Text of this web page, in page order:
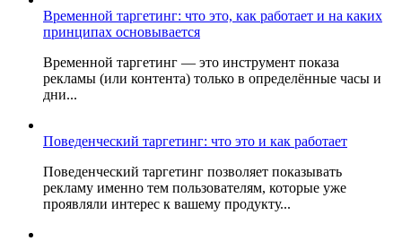
Временной таргетинг: что это, как работает и на каких
принципах основывается
Временной таргетинг — это инструмент показа
рекламы (или контента) только в определённые часы и
дни...
Поведенческий таргетинг: что это и как работает
Поведенческий таргетинг позволяет показывать
рекламу именно тем пользователям, которые уже
проявляли интерес к вашему продукту...